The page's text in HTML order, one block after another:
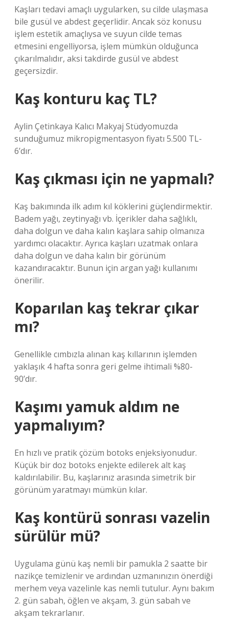
Kaşları tedavi amaçlı uygularken, su cilde ulaşmasa
bile gusül ve abdest geçerlidir. Ancak söz konusu
işlem estetik amaçlıysa ve suyun cilde temas
etmesini engelliyorsa, işlem mümkün olduğunca
çıkarılmalıdır, aksi takdirde gusül ve abdest
geçersizdir.
Kaş konturu kaç TL?
Aylin Çetinkaya Kalıcı Makyaj Stüdyomuzda
sunduğumuz mikropigmentasyon fiyatı 5.500 TL-
6’dır.
Kaş çıkması için ne yapmalı?
Kaş bakımında ilk adım kıl köklerini güçlendirmektir.
Badem yağı, zeytinyağı vb. İçerikler daha sağlıklı,
daha dolgun ve daha kalın kaşlara sahip olmanıza
yardımcı olacaktır. Ayrıca kaşları uzatmak onlara
daha dolgun ve daha kalın bir görünüm
kazandıracaktır. Bunun için argan yağı kullanımı
önerilir.
Koparılan kaş tekrar çıkar
mı?
Genellikle cımbızla alınan kaş kıllarının işlemden
yaklaşık 4 hafta sonra geri gelme ihtimali %80-
90’dır.
Kaşımı yamuk aldım ne
yapmalıyım?
En hızlı ve pratik çözüm botoks enjeksiyonudur.
Küçük bir doz botoks enjekte edilerek alt kaş
kaldırılabilir. Bu, kaşlarınız arasında simetrik bir
görünüm yaratmayı mümkün kılar.
Kaş kontürü sonrası vazelin
sürülür mü?
Uygulama günü kaş nemli bir pamukla 2 saatte bir
nazikçe temizlenir ve ardından uzmanınızın önerdiği
merhem veya vazelinle kas nemli tutulur. Aynı bakım
2. gün sabah, öğlen ve akşam, 3. gün sabah ve
akşam tekrarlanır.